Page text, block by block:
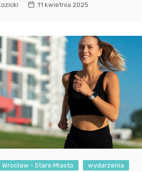
11 kwietnia 2025
Wrocław - Stare Miasto wydarzenia